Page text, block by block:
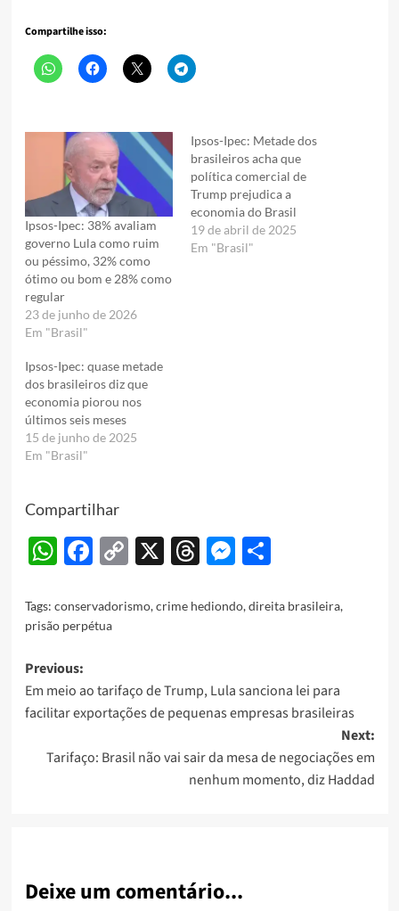
Compartilhe isso:
Ipsos-Ipec: 38% avaliam
governo Lula como ruim
ou péssimo, 32% como
ótimo ou bom e 28% como
regular
23 de junho de 2026
Em "Brasil"
Ipsos-Ipec: Metade dos
brasileiros acha que
política comercial de
Trump prejudica a
economia do Brasil
19 de abril de 2025
Em "Brasil"
Ipsos-Ipec: quase metade
dos brasileiros diz que
economia piorou nos
últimos seis meses
15 de junho de 2025
Em "Brasil"
Compartilhar
WhatsApp
Facebook
Copy
X Threads
Messenger
Share
Tags: conservadorismo,crime hediondo,direita brasileira,
prisão perpétua
Post
navigation
Previous:
Em meio ao tarifaço de Trump, Lula sanciona lei para
facilitar exportações de pequenas empresas brasileiras
Next:
Tarifaço: Brasil não vai sair da mesa de negociações em
nenhum momento, diz Haddad
Deixe um comentário...